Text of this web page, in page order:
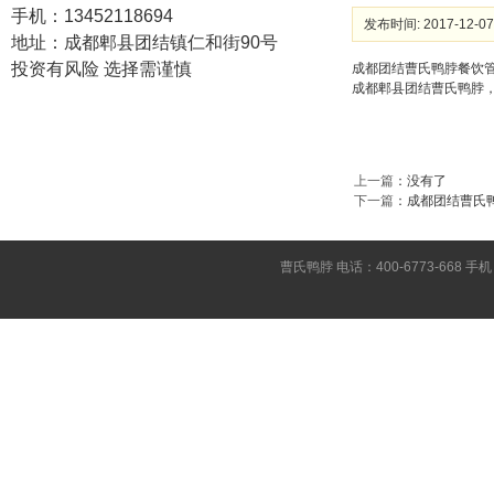
手机：13452118694
地址：成都郫县团结镇仁和街90号
投资有风险 选择需谨慎
发布时间: 2017-12-
成都团结曹氏鸭脖餐饮
成都郫县团结曹氏鸭脖
上一篇 ：没有了
下一篇 ： 成都团结曹氏
曹氏鸭脖 电话：400-6773-668 手